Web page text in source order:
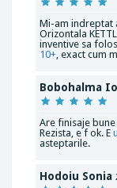
Mi-am indreptat
Orizontala
inventive sa
10+, exact cum
Bobohalma
Are finisaje
Rezista, e f ok. E
asteptarile.
Hodoiu Sonia